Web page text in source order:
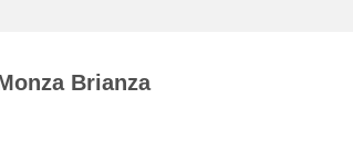
Brianza